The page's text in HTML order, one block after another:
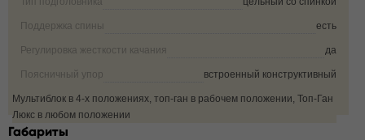
Поддержка спины есть
Регулировка жесткости качания да
Поясничный упор встроенный конструктивный
Фиксация угла наклона кресла
Мультиблок в 4-х положениях, топ-ган в рабочем положении, Топ-Ган
Люкс в любом положении
Габариты